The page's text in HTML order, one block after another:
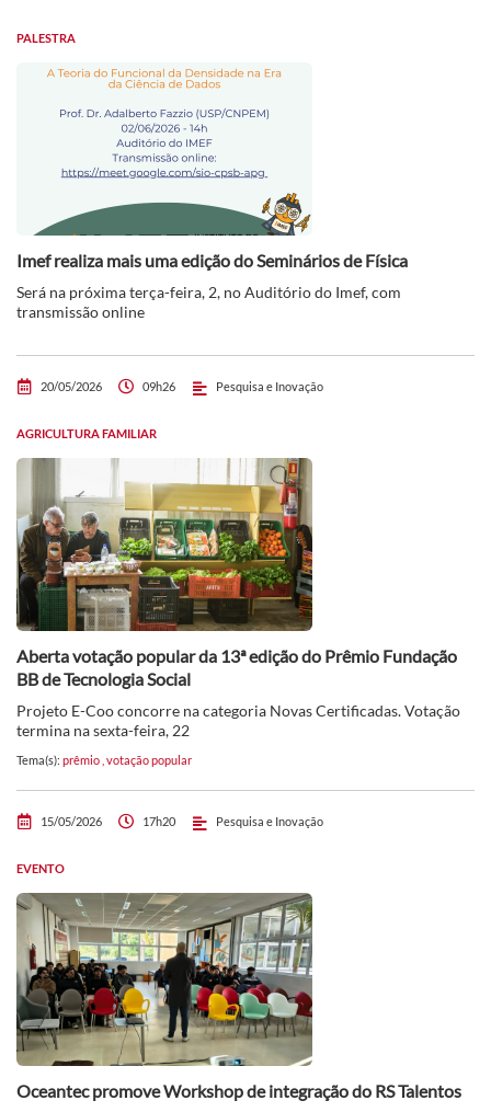
PALESTRA
Imef realiza mais uma edição do Seminários de Física
Será na próxima terça-feira, 2, no Auditório do Imef, com
transmissão online
20/05/2026 09h26 Pesquisa e Inovação
AGRICULTURA FAMILIAR
Aberta votação popular da 13ª edição do Prêmio Fundação
BB de Tecnologia Social
Projeto E-Coo concorre na categoria Novas Certificadas. Votação
termina na sexta-feira, 22
Tema(s): prêmio votação popular
15/05/2026 17h20 Pesquisa e Inovação
EVENTO
Oceantec promove Workshop de integração do RS Talentos